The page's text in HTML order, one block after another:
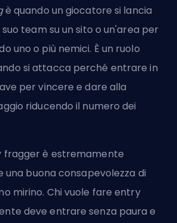
è quando un giocatore si lancia
team su un sito o un'area per
uno o più nemici. È un ruolo
si attacca perché entrare in
per vincere e dare alla
riducendo il numero dei
fragger è estremamente
una buona consapevolezza di
mirino. Chi vuole fare entry
deve entrare senza paura e